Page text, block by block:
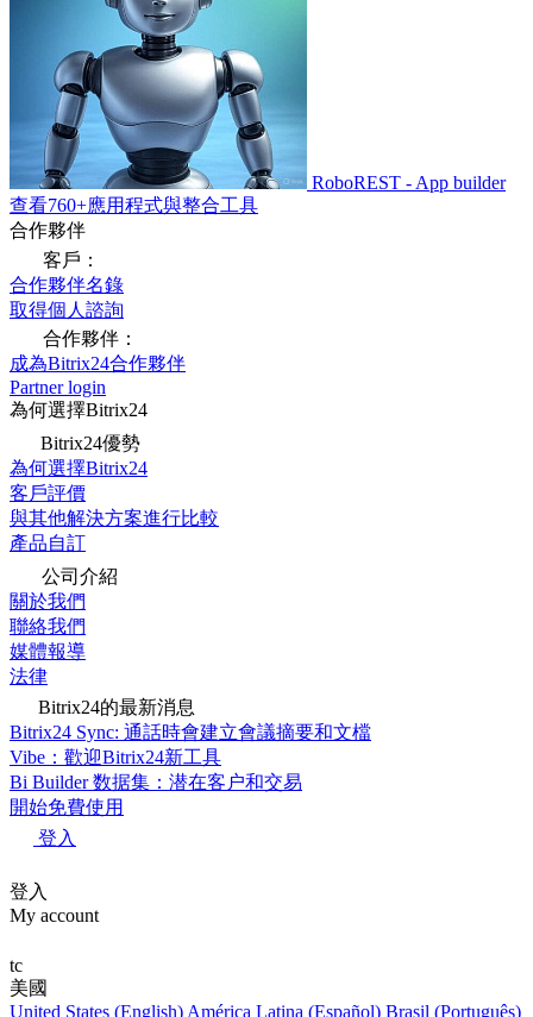
RoboREST - App builder
查看760+應用程式與整合工具
合作夥伴
客戶：
合作夥伴名錄
取得個人諮詢
合作夥伴：
成為Bitrix24合作夥伴
Partner login
為何選擇Bitrix24
Bitrix24優勢
為何選擇Bitrix24
客戶評價
與其他解決方案進行比較
產品自訂
公司介紹
關於我們
聯絡我們
媒體報導
法律
Bitrix24的最新消息
Bitrix24 Sync: 通話時會建立會議摘要和文檔
Vibe：歡迎Bitrix24新工具
Bi Builder 数据集：潜在客户和交易
開始免費使用
登入
登入
My account
tc
美國
United States (English) América Latina (Español) Brasil (Português)